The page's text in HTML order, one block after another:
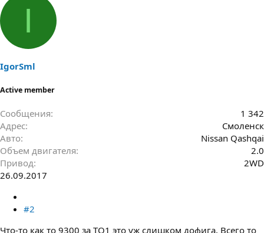
I
IgorSml
Active member
Сообщения
1 342
Адрес
Смоленск
Авто
Nissan Qashqai
Объем двигателя
2.0
Привод
2WD
26.09.2017
#2
Что-то как то 9300 за ТО1 это уж слишком дофига. Всего то